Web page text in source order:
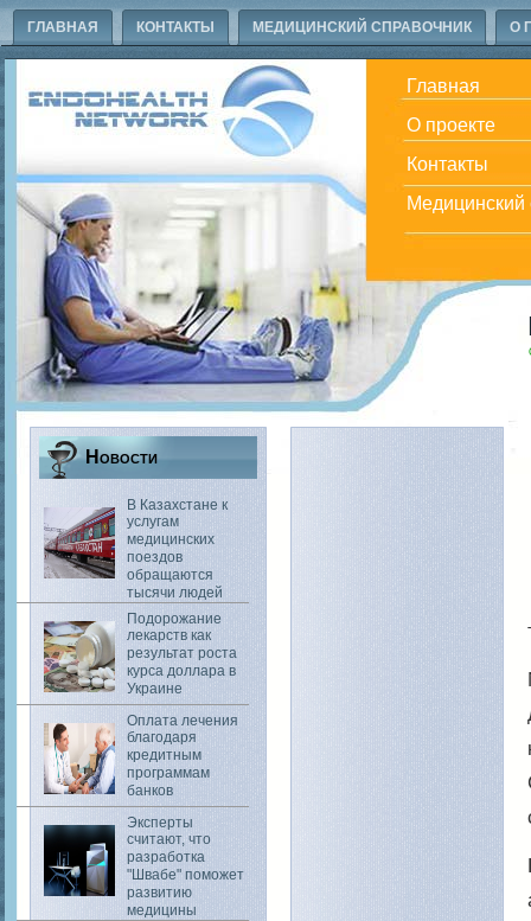
ГЛАВНАЯ КОНТАКТЫ МЕДИЦИНСКИЙ СПРАВОЧНИК О
Главная
О проекте
Контакты
Медицинский
Новости
В Казахстане к
услугам
медицинских
поездов
обращаются
тысячи людей
Подорожание
лекарств как
результат роста
курса доллара в
Украине
Оплата лечения
благодаря
кредитным
программам
банков
Эксперты
считают, что
разработка
"Швабе" поможет
развитию
медицины